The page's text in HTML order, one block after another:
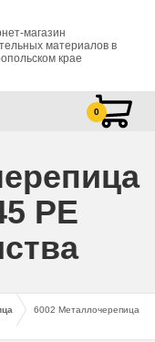
магазин
материалов в
крае
0
PE
6002 Металлочерепица